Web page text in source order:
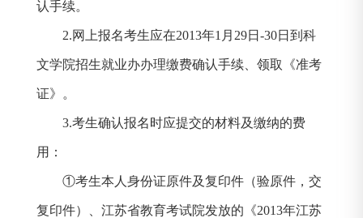
认手续。
2.网上报名考生应在2013年1 月 29日 -30日到科
文学院招生就业办办理缴费确认手续、领取《准考
证》。
3.考生确认报名时应提交的材料及缴纳的费
用：
①考生本人身份证原件及复印件（验原件，交
复印件）、江苏省教育考试院发放的《2013年江苏